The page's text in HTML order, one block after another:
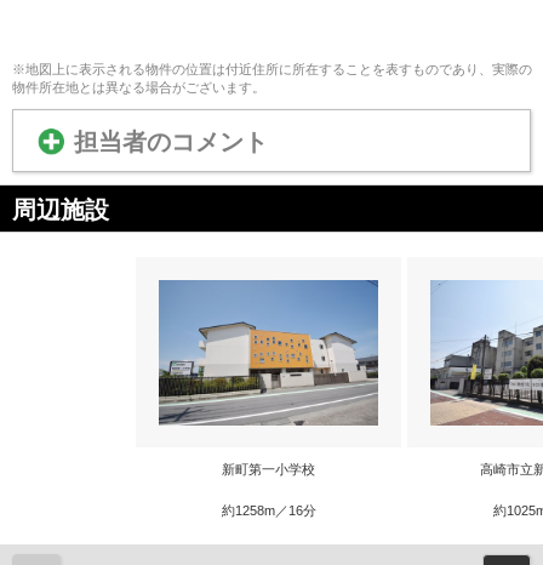
※地図上に表示される物件の位置は付近住所に所在することを表すものであり、実際の
物件所在地とは異なる場合がございます。
担当者のコメント
周辺施設
新町第一小学校
約1258m／16分
高崎市立
約